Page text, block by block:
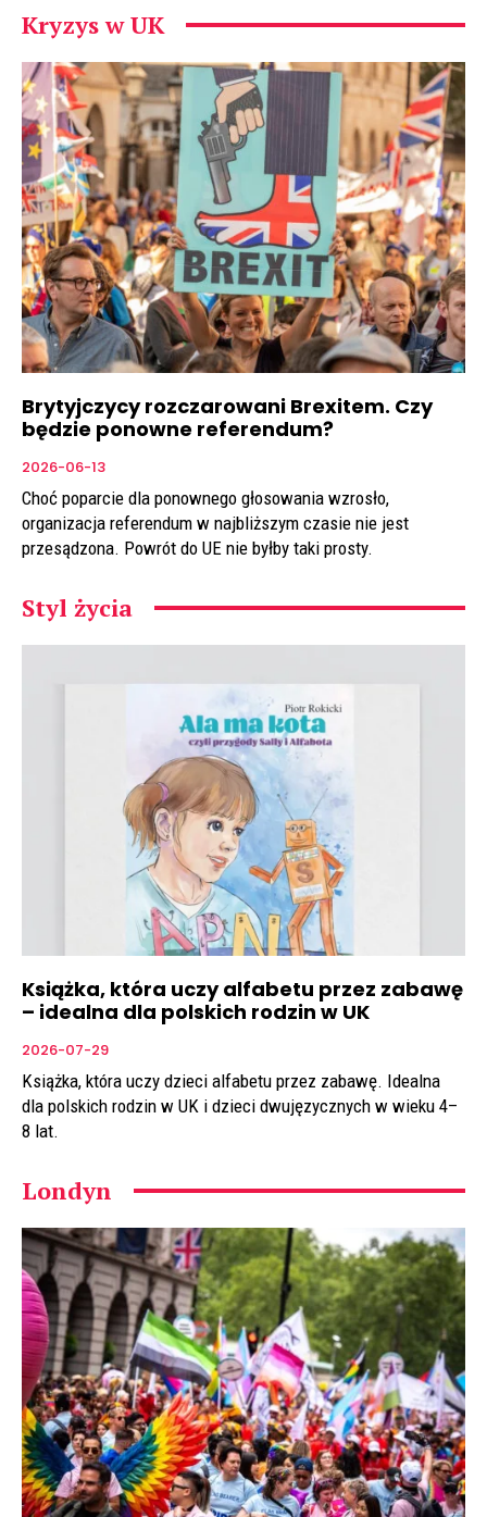
Kryzys w UK
Brytyjczycy rozczarowani Brexitem. Czy
będzie ponowne referendum?
2026-06-13
Choć poparcie dla ponownego głosowania wzrosło,
organizacja referendum w najbliższym czasie nie jest
przesądzona. Powrót do UE nie byłby taki prosty.
Styl życia
Książka, która uczy alfabetu przez zabawę
– idealna dla polskich rodzin w UK
2026-07-29
Książka, która uczy dzieci alfabetu przez zabawę. Idealna
dla polskich rodzin w UK i dzieci dwujęzycznych w wieku 4–
8 lat.
Londyn